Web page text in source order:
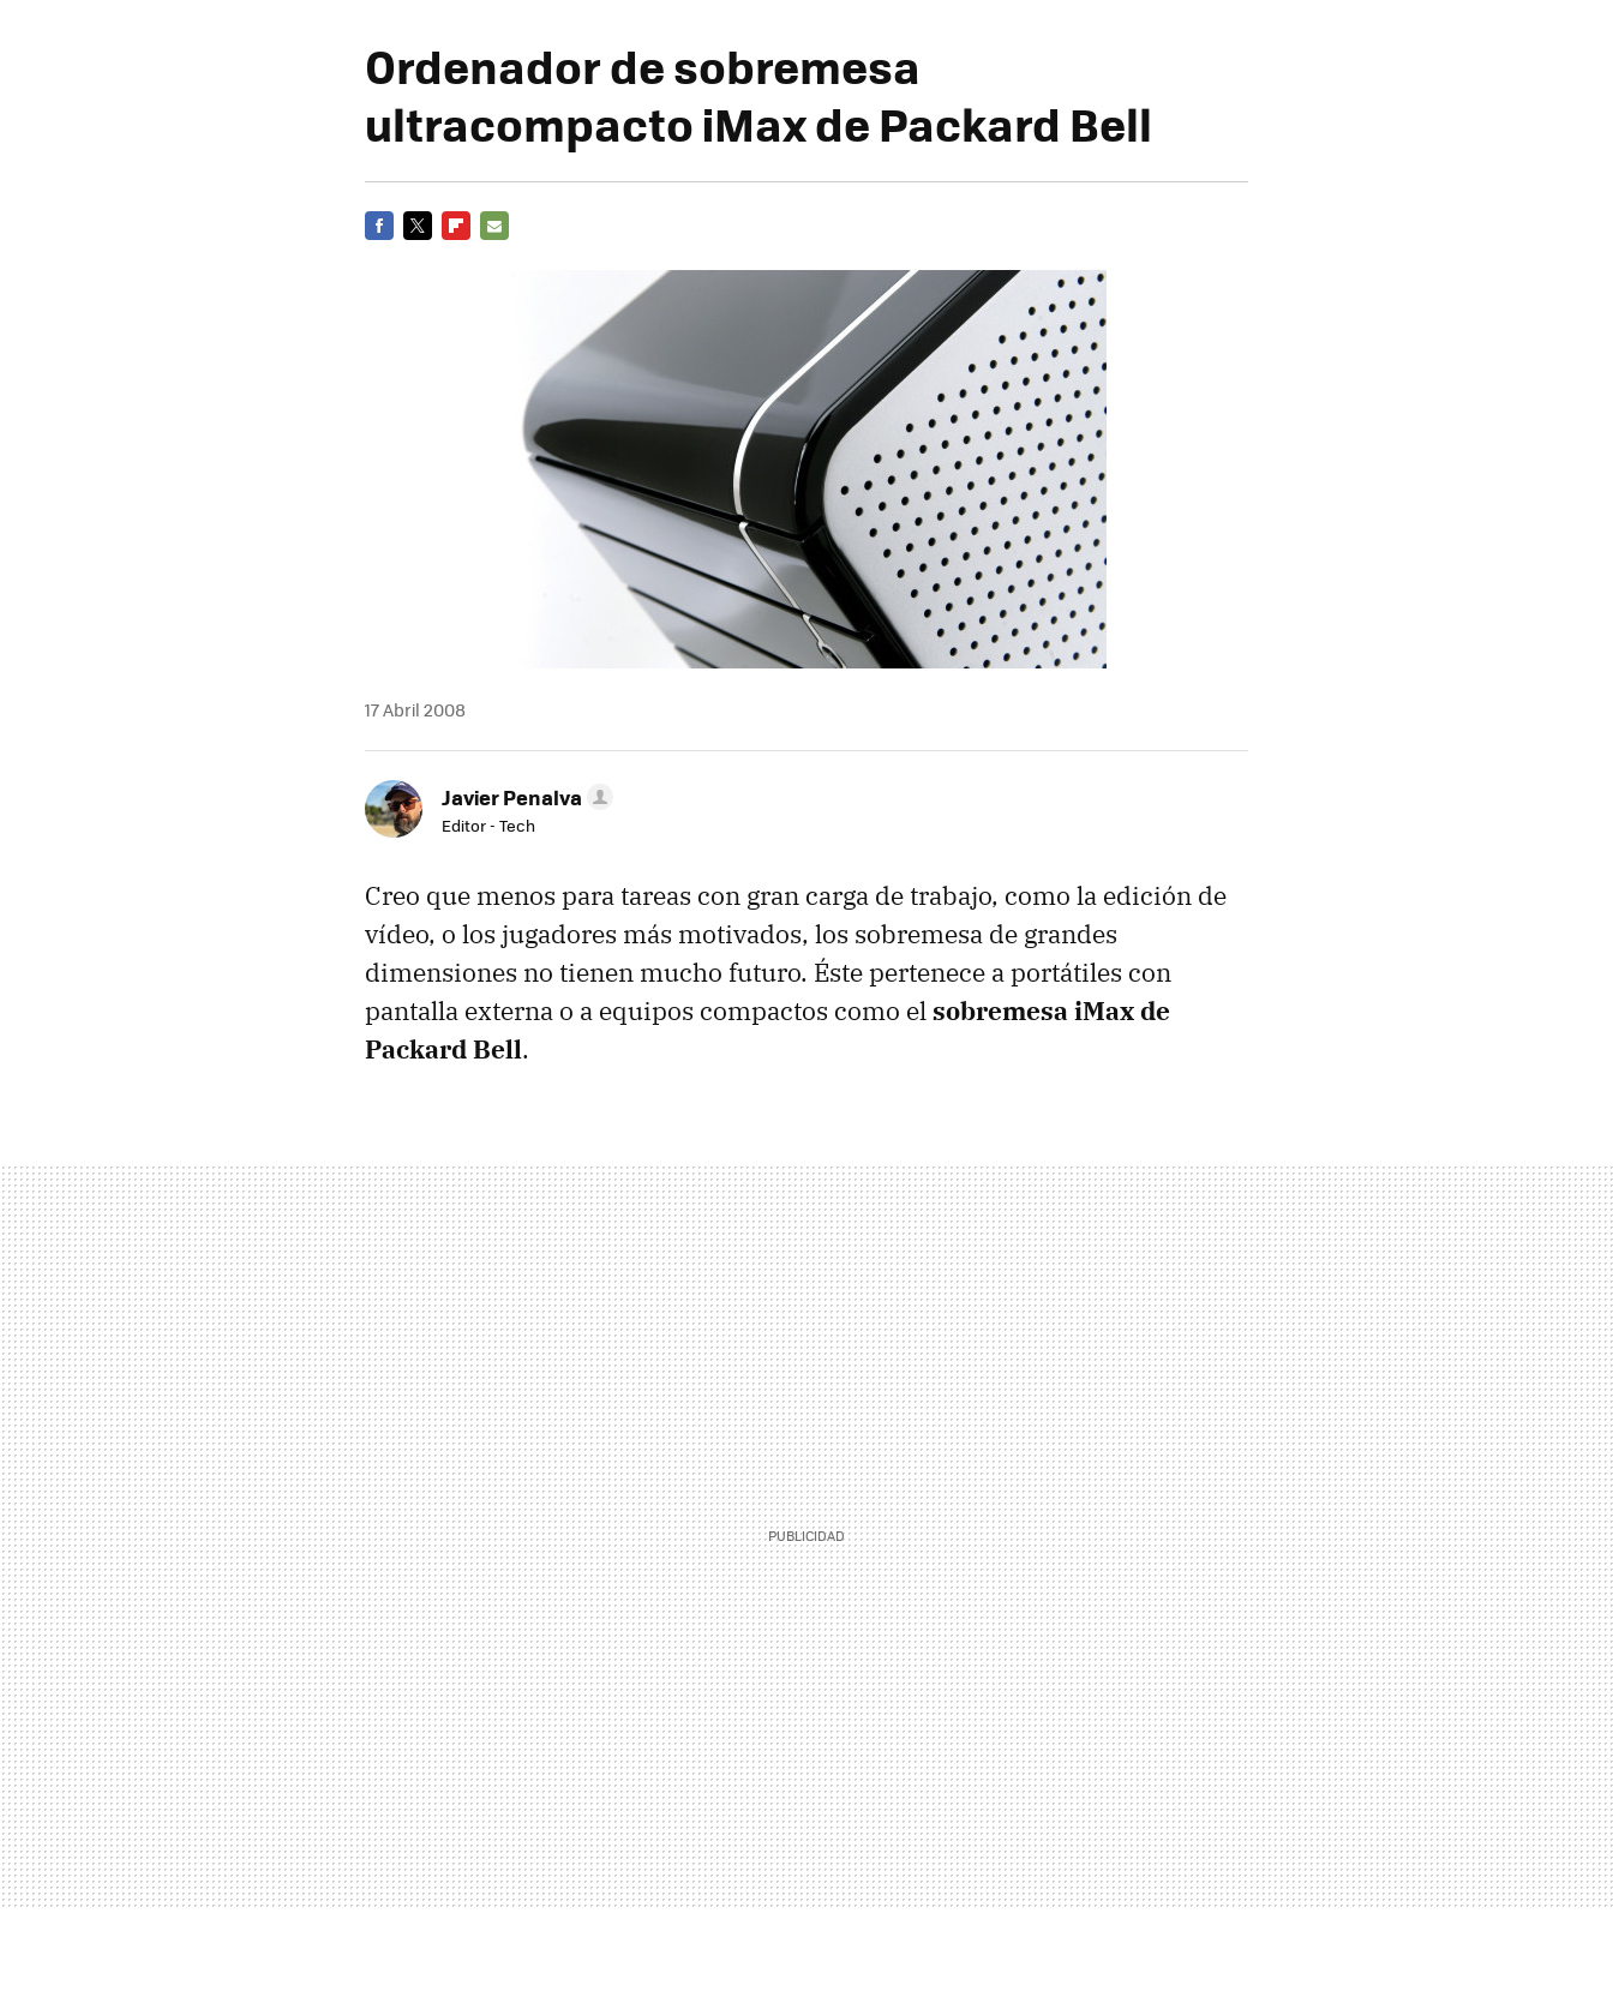
Ordenador de sobremesa
ultracompacto iMax de Packard Bell
17 Abril 2008
Javier Penalva
Editor - Tech
Creo que menos para tareas con gran carga de trabajo, como la edición de
vídeo, o los jugadores más motivados, los sobremesa de grandes
dimensiones no tienen mucho futuro. Éste pertenece a portátiles con
pantalla externa o a equipos compactos como elsobremesa iMax de
Packard Bell.